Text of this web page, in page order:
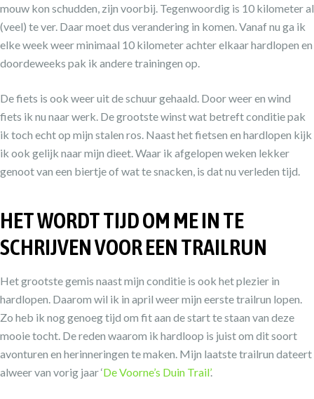
mouw kon schudden, zijn voorbij. Tegenwoordig is 10 kilometer al
(veel) te ver. Daar moet dus verandering in komen. Vanaf nu ga ik
elke week weer minimaal 10 kilometer achter elkaar hardlopen en
doordeweeks pak ik andere trainingen op.
De fiets is ook weer uit de schuur gehaald. Door weer en wind
fiets ik nu naar werk. De grootste winst wat betreft conditie pak
ik toch echt op mijn stalen ros. Naast het fietsen en hardlopen kijk
ik ook gelijk naar mijn dieet. Waar ik afgelopen weken lekker
genoot van een biertje of wat te snacken, is dat nu verleden tijd.
HET WORDT TIJD OM ME IN TE
SCHRIJVEN VOOR EEN TRAILRUN
Het grootste gemis naast mijn conditie is ook het plezier in
hardlopen. Daarom wil ik in april weer mijn eerste trailrun lopen.
Zo heb ik nog genoeg tijd om fit aan de start te staan van deze
mooie tocht. De reden waarom ik hardloop is juist om dit soort
avonturen en herinneringen te maken. Mijn laatste trailrun dateert
alweer van vorig jaar ‘De Voorne’s Duin Trail’.